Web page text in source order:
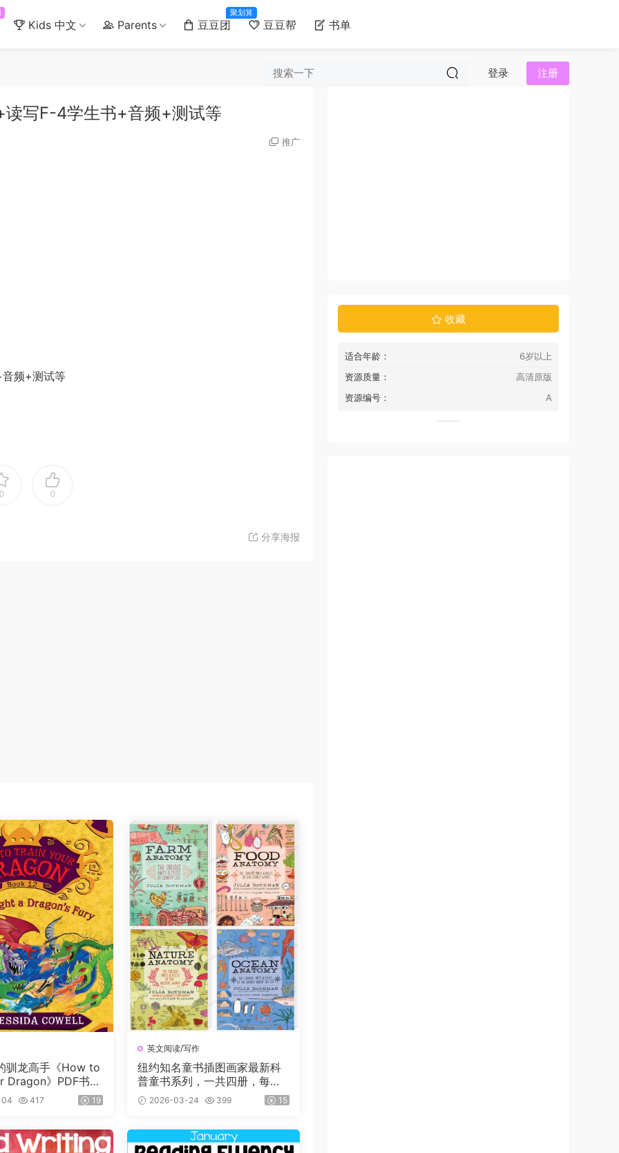
Kids 中文 Parents 豆豆团
聚划算
豆豆帮 书单
登录 注册
写F-4学生书+音频+测试等
推广
频+测试等
0
分享海报
驯龙高手《How to
Dragon》PDF书籍
书及音频+3册漫
900L左右，适读年
417 19
英文阅读/写作
纽约知名童书插图画家最新科
普童书系列，一共四册，每册2
25页，自然+海洋+食物+农场
四大主题，图文并茂，生动有
2026-03-24 399 15
收藏
适合年龄：
6岁以上
资源质量：
高清原版
资源编号：
A